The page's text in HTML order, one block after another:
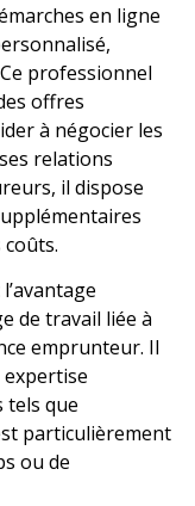
en ligne
professionnel
offres
à négocier les
relations
il dispose
de travail liée à
emprunteur. Il
tels que
particulièrement
ou de